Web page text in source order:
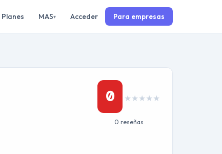
Planes MAS▾ Acceder Para empresas
0 ★★★★★
0 reseñas